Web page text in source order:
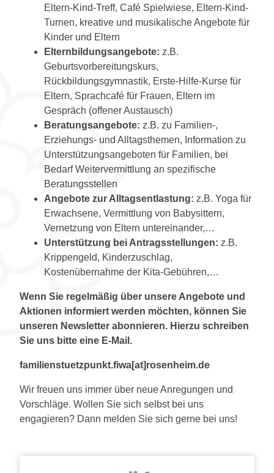
Eltern-Kind-Treff, Café Spielwiese, Eltern-Kind-
Turnen, kreative und musikalische Angebote für
Kinder und Eltern
Elternbildungsangebote: z.B.
Geburtsvorbereitungskurs,
Rückbildungsgymnastik, Erste-Hilfe-Kurse für
Eltern, Sprachcafé für Frauen, Eltern im
Gespräch (offener Austausch)
Beratungsangebote: z.B. zu Familien-,
Erziehungs- und Alltagsthemen, Information zu
Unterstützungsangeboten für Familien, bei
Bedarf Weitervermittlung an spezifische
Beratungsstellen
Angebote zur Alltagsentlastung: z.B. Yoga für
Erwachsene, Vermittlung von Babysittern,
Vernetzung von Eltern untereinander,…
Unterstützung bei Antragsstellungen: z.B.
Krippengeld, Kinderzuschlag,
Kostenübernahme der Kita-Gebühren,…
Wenn Sie regelmäßig über unsere Angebote und
Aktionen informiert werden möchten, können Sie
unseren Newsletter abonnieren. Hierzu schreiben
Sie uns bitte eine E-Mail.
familienstuetzpunkt.fiwa[at]rosenheim.de
Wir freuen uns immer über neue Anregungen und
Vorschläge. Wollen Sie sich selbst bei uns
engagieren? Dann melden Sie sich gerne bei uns!